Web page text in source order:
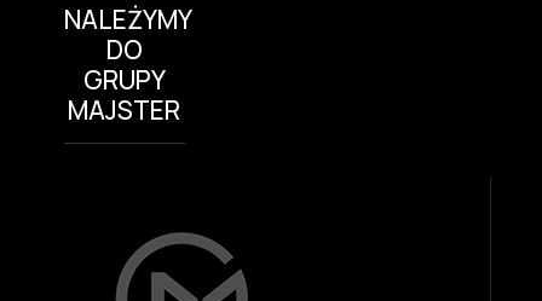
NALEŻYMY
DO
GRUPY
MAJSTER